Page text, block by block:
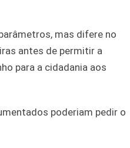
mas difere no
antes de permitir a
para a cidadania aos
poderiam pedir o